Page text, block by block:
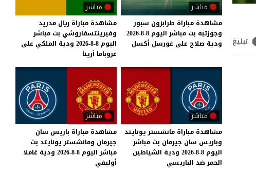
تبليغ
مباشر
مشاهدة مباراة طرابزون سبور
وجوزتبه بث مباشر اليوم 8-8-2026
ودية صلاح على غورسل أكسل
مباشر
مشاهدة مباراة ريال مدريد
وفيرينتسفاروشي بث مباشر
اليوم 8-8-2026 ودية الملكي على
غروباما أرينا
مباشر
مشاهدة مباراة مانشستر يونايتد
وباريس سان جيرمان بث مباشر
اليوم 8-8-2026 ودية الشياطين
الحمر ضد الباريسي
مباشر
مشاهدة مباراة باريس سان
جيرمان ومانشستر يونايتد بث
مباشر اليوم 8-8-2026 ودية غاملا
أوليفي